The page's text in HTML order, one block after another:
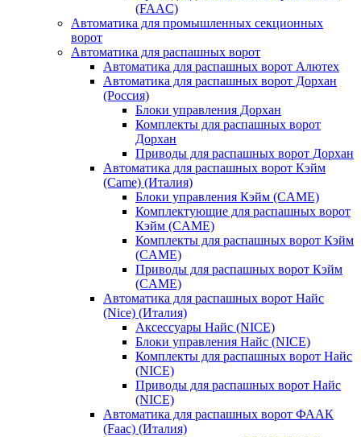
(FAAC)
Автоматика для промышленных секционных
ворот
Автоматика для распашных ворот
Автоматика для распашных ворот Алютех
Автоматика для распашных ворот Дорхан
(Россия)
Блоки управления Дорхан
Комплекты для распашных ворот
Дорхан
Приводы для распашных ворот Дорхан
Автоматика для распашных ворот Кэйм
(Came) (Италия)
Блоки управления Кэйм (CAME)
Комплектующие для распашных ворот
Кэйм (CAME)
Комплекты для распашных ворот Кэйм
(CAME)
Приводы для распашных ворот Кэйм
(CAME)
Автоматика для распашных ворот Найс
(Nice) (Италия)
Аксессуары Найс (NICE)
Блоки управления Найс (NICE)
Комплекты для распашных ворот Найс
(NICE)
Приводы для распашных ворот Найс
(NICE)
Автоматика для распашных ворот ФААК
(Faac) (Италия)